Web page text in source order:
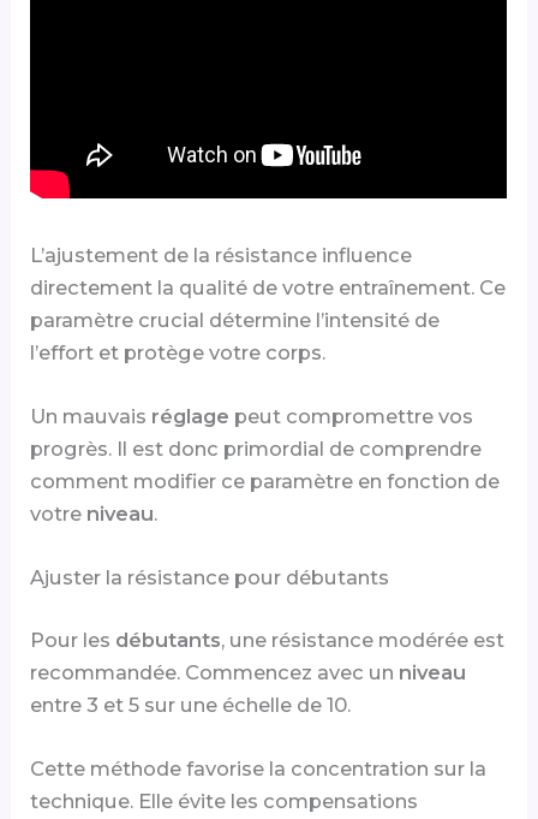
L’ajustement de la résistance influence
directement la qualité de votre entraînement. Ce
paramètre crucial détermine l’intensité de
l’effort et protège votre corps.
Un mauvais réglage peut compromettre vos
progrès. Il est donc primordial de comprendre
comment modifier ce paramètre en fonction de
votre niveau.
Ajuster la résistance pour débutants
Pour les débutants, une résistance modérée est
recommandée. Commencez avec un niveau
entre 3 et 5 sur une échelle de 10.
Cette méthode favorise la concentration sur la
technique. Elle évite les compensations